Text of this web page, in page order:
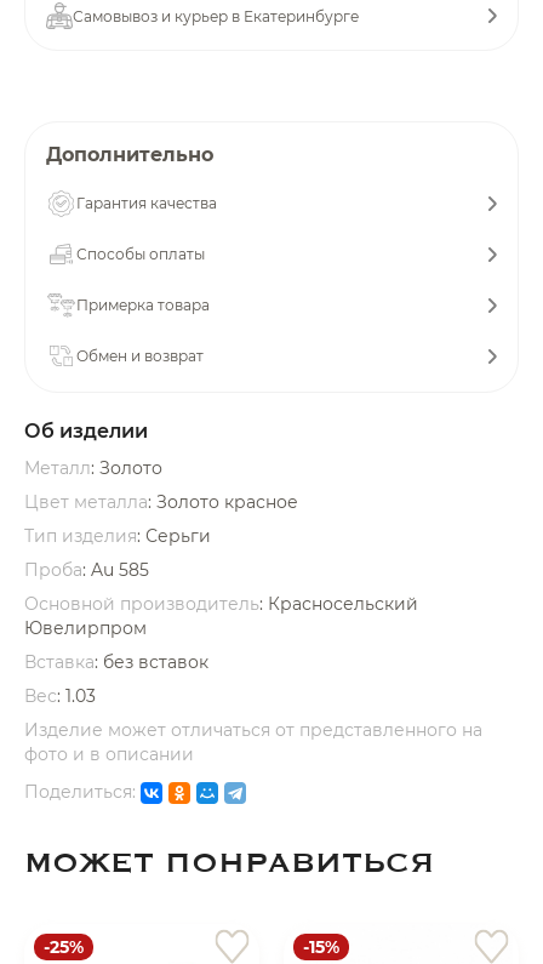
Самовывоз и курьер в Екатеринбурге
Дополнительно
Гарантия качества
Способы оплаты
Примерка товара
Обмен и возврат
Об изделии
Металл: Золото
Цвет металла: Золото красное
Тип изделия: Серьги
Проба: Au 585
Основной производитель: Красносельский
Ювелирпром
Вставка: без вставок
Вес: 1.03
Изделие может отличаться от представленного на
фото и в описании
Поделиться:
МОЖЕТ ПОНРАВИТЬСЯ
-25% -15%
об оплате Плайтом
недели
раз в 2 недели
Остались вопросы?